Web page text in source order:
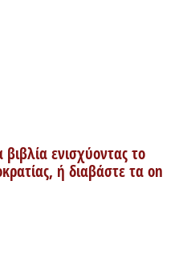
ενισχύοντας το
ή διαβάστε τα on